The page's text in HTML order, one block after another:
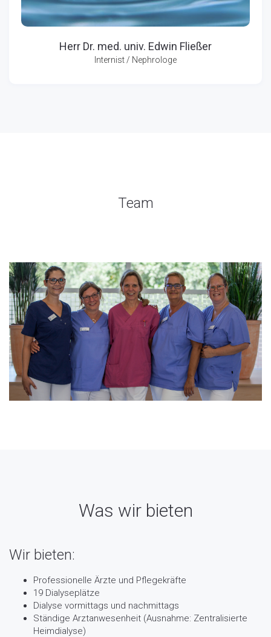
Herr Dr. med. univ. Edwin Fließer
Internist / Nephrologe
Team
Was wir bieten
Wir bieten:
Professionelle Ärzte und Pflegekräfte
19 Dialyseplätze
Dialyse vormittags und nachmittags
Ständige Arztanwesenheit (Ausnahme: Zentralisierte
Heimdialyse)